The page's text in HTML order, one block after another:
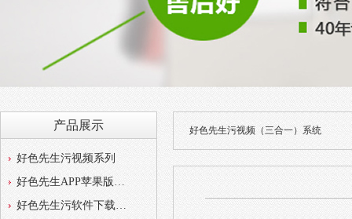
产品展示
好色先生污视频系列
好色先生APP苹果版系列
好色先生污软件下载系列
好色先生污视频（三合一）系统